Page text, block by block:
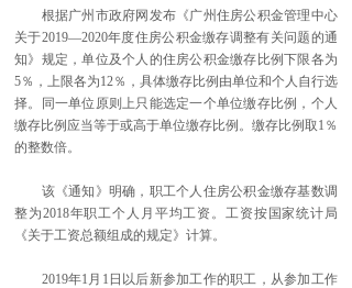
根据广州市政府网发布《广州住房公积金管理中心
关于2019—2020年度住房公积金缴存调整有关问题的通
知》规定，单位及个人的住房公积金缴存比例下限各为
5％，上限各为12％，具体缴存比例由单位和个人自行选
择。同一单位原则上只能选定一个单位缴存比例，个人
缴存比例应当等于或高于单位缴存比例。缴存比例取1％
的整数倍。
该《通知》明确，职工个人住房公积金缴存基数调
整为2018年职工个人月平均工资。工资按国家统计局
《关于工资总额组成的规定》计算。
2019年1月1日以后新参加工作的职工，从参加工作